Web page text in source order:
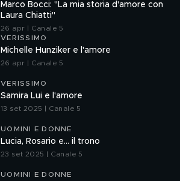
Marco Bocci: "La mia storia d'amore con
Laura Chiatti"
26 apr | Canale 5
VERISSIMO
Michelle Hunziker e l'amore
26 apr | Canale 5
VERISSIMO
Samira Lui e l'amore
13 set 2025 | Canale 5
UOMINI E DONNE
Lucia, Rosario e... il trono
23 set 2025 | Canale 5
UOMINI E DONNE